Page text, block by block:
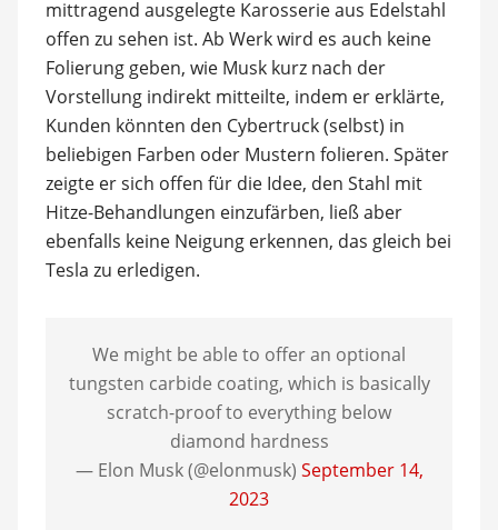
mittragend ausgelegte Karosserie aus Edelstahl
offen zu sehen ist. Ab Werk wird es auch keine
Folierung geben, wie Musk kurz nach der
Vorstellung indirekt mitteilte, indem er erklärte,
Kunden könnten den Cybertruck (selbst) in
beliebigen Farben oder Mustern folieren. Später
zeigte er sich offen für die Idee, den Stahl mit
Hitze-Behandlungen einzufärben, ließ aber
ebenfalls keine Neigung erkennen, das gleich bei
Tesla zu erledigen.
We might be able to offer an optional
tungsten carbide coating, which is basically
scratch-proof to everything below
diamond hardness
— Elon Musk (@elonmusk) September 14,
2023